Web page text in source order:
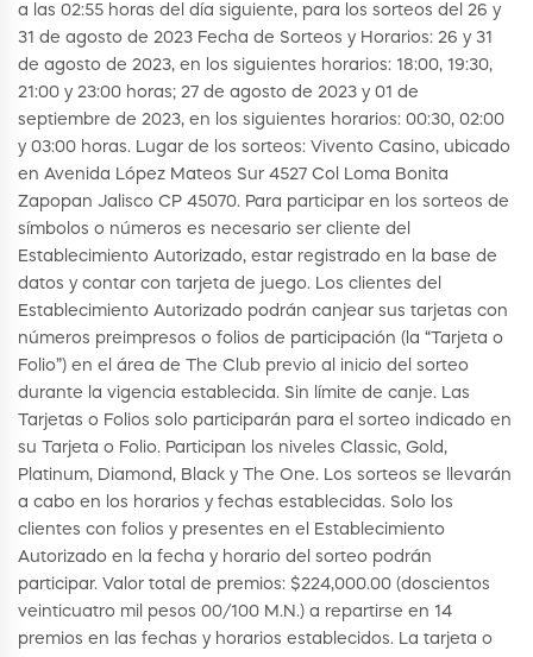
a las 02:55 horas del día siguiente, para los sorteos del 26 y
31 de agosto de 2023 Fecha de Sorteos y Horarios: 26 y 31
de agosto de 2023, en los siguientes horarios: 18:00, 19:30,
21:00 y 23:00 horas; 27 de agosto de 2023 y 01 de
septiembre de 2023, en los siguientes horarios: 00:30, 02:00
y 03:00 horas. Lugar de los sorteos: Vivento Casino, ubicado
en Avenida López Mateos Sur 4527 Col Loma Bonita
Zapopan Jalisco CP 45070. Para participar en los sorteos de
símbolos o números es necesario ser cliente del
Establecimiento Autorizado, estar registrado en la base de
datos y contar con tarjeta de juego. Los clientes del
Establecimiento Autorizado podrán canjear sus tarjetas con
números preimpresos o folios de participación (la “Tarjeta o
Folio”) en el área de The Club previo al inicio del sorteo
durante la vigencia establecida. Sin límite de canje. Las
Tarjetas o Folios solo participarán para el sorteo indicado en
su Tarjeta o Folio. Participan los niveles Classic, Gold,
Platinum, Diamond, Black y The One. Los sorteos se llevarán
a cabo en los horarios y fechas establecidas. Solo los
clientes con folios y presentes en el Establecimiento
Autorizado en la fecha y horario del sorteo podrán
participar. Valor total de premios: $224,000.00 (doscientos
veinticuatro mil pesos 00/100 M.N.) a repartirse en 14
premios en las fechas y horarios establecidos. La tarjeta o